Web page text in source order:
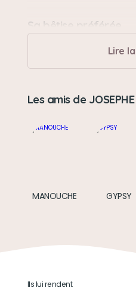
Sa bêtise préférée
aucune, Josèphe aimait
grillage sur le muret
Son caractère
Lire
Les amis de JOSEPHE
MANOUCHE GYPSY
Ils lui rendent